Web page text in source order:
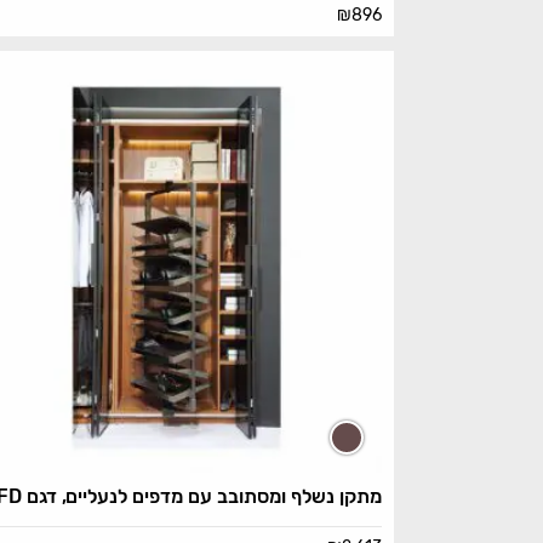
₪896
מתקן נשלף ומסתובב עם מדפים לנעליים, דגם WFD